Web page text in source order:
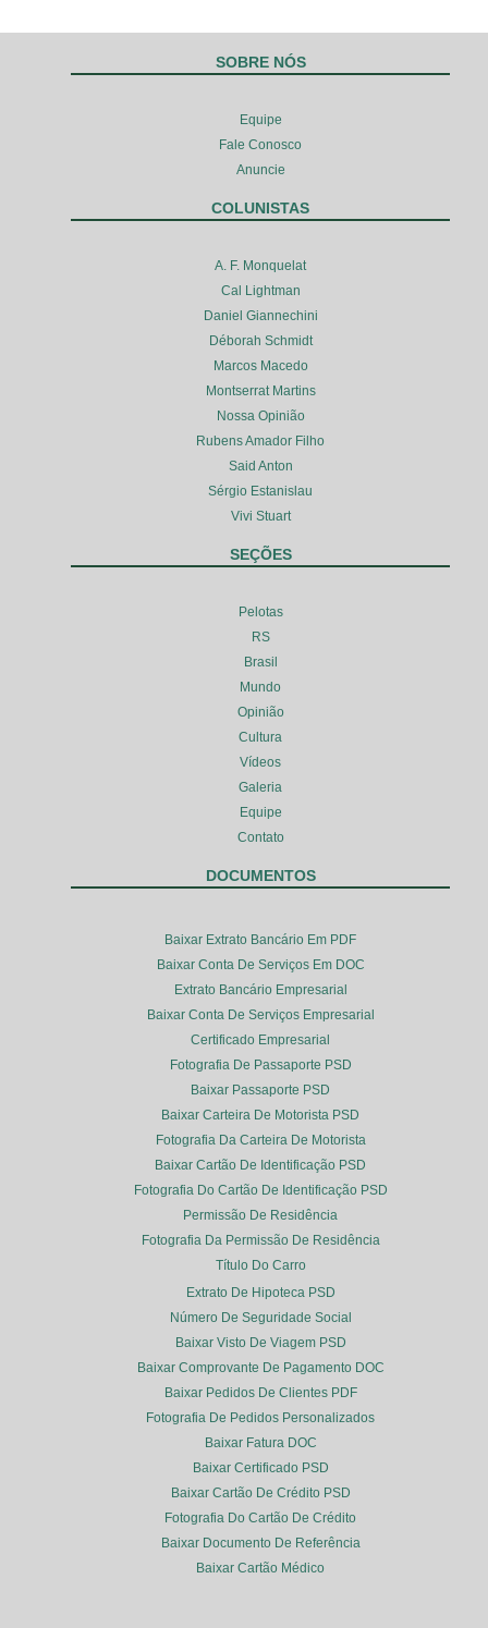
SOBRE NÓS
Equipe
Fale Conosco
Anuncie
COLUNISTAS
A. F. Monquelat
Cal Lightman
Daniel Giannechini
Déborah Schmidt
Marcos Macedo
Montserrat Martins
Nossa Opinião
Rubens Amador Filho
Said Anton
Sérgio Estanislau
Vivi Stuart
SEÇÕES
Pelotas
RS
Brasil
Mundo
Opinião
Cultura
Vídeos
Galeria
Equipe
Contato
DOCUMENTOS
Baixar Extrato Bancário Em PDF
Baixar Conta De Serviços Em DOC
Extrato Bancário Empresarial
Baixar Conta De Serviços Empresarial
Certificado Empresarial
Fotografia De Passaporte PSD
Baixar Passaporte PSD
Baixar Carteira De Motorista PSD
Fotografia Da Carteira De Motorista
Baixar Cartão De Identificação PSD
Fotografia Do Cartão De Identificação PSD
Permissão De Residência
Fotografia Da Permissão De Residência
Título Do Carro
Extrato De Hipoteca PSD
Número De Seguridade Social
Baixar Visto De Viagem PSD
Baixar Comprovante De Pagamento DOC
Baixar Pedidos De Clientes PDF
Fotografia De Pedidos Personalizados
Baixar Fatura DOC
Baixar Certificado PSD
Baixar Cartão De Crédito PSD
Fotografia Do Cartão De Crédito
Baixar Documento De Referência
Baixar Cartão Médico